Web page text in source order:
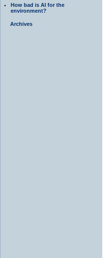
How bad is AI for the
environment?
Archives